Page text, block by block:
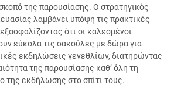
της παρουσίασης. Ο στρατηγικός
λαμβάνει υπόψη τις πρακτικές
ότι οι καλεσμένοι
εύκολα τις σακούλες με δώρα για
εκδηλώσεις γενεθλίων, διατηρώντας
της παρουσίασης καθ’ όλη τη
της εκδήλωσης στο σπίτι τους.